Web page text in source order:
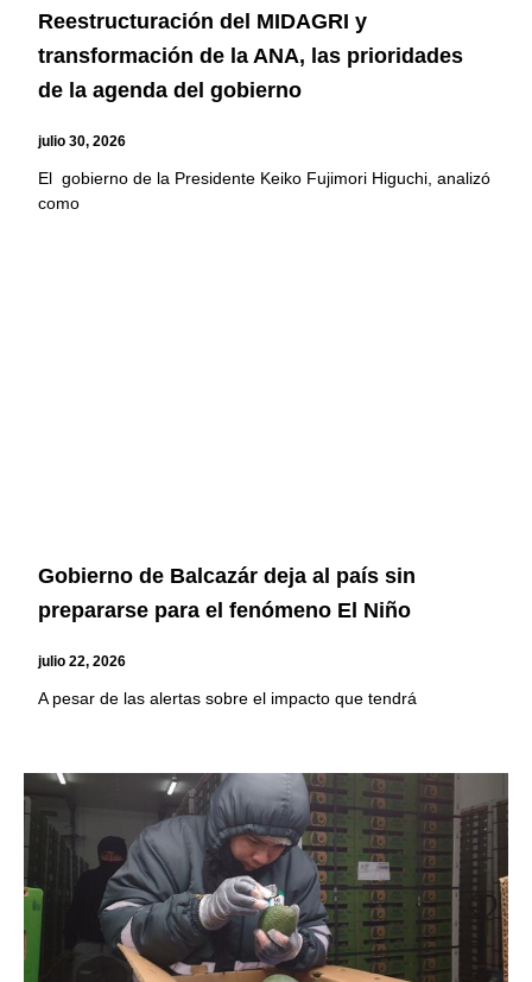
Reestructuración del MIDAGRI y
transformación de la ANA, las prioridades
de la agenda del gobierno
julio 30, 2026
El gobierno de la Presidente Keiko Fujimori Higuchi, analizó
como
Gobierno de Balcazár deja al país sin
prepararse para el fenómeno El Niño
julio 22, 2026
A pesar de las alertas sobre el impacto que tendrá